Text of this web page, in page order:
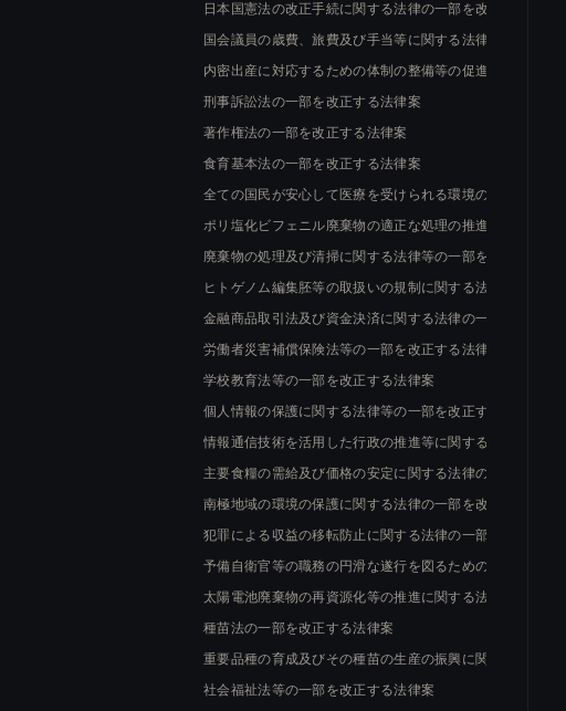
日本国憲法の改正手続に関する法律の一部を改正する法律案
国会議員の歳費、旅費及び手当等に関する法律の一部を改
内密出産に対応するための体制の整備等の促進に関する法律
刑事訴訟法の一部を改正する法律案
著作権法の一部を改正する法律案
食育基本法の一部を改正する法律案
全ての国民が安心して医療を受けられる環境の整備を図る
ポリ塩化ビフェニル廃棄物の適正な処理の推進に関する
廃棄物の処理及び清掃に関する法律等の一部を改正する法律
ヒトゲノム編集胚等の取扱いの規制に関する法律案
金融商品取引法及び資金決済に関する法律の一部を改正す
労働者災害補償保険法等の一部を改正する法律案
学校教育法等の一部を改正する法律案
個人情報の保護に関する法律等の一部を改正する法律案
情報通信技術を活用した行政の推進等に関する法律及び情
主要食糧の需給及び価格の安定に関する法律の一部を改正
南極地域の環境の保護に関する法律の一部を改正する法律案
犯罪による収益の移転防止に関する法律の一部を改正する法
予備自衛官等の職務の円滑な遂行を図るための国家公務員
太陽電池廃棄物の再資源化等の推進に関する法律案
種苗法の一部を改正する法律案
重要品種の育成及びその種苗の生産の振興に関する法律案
社会福祉法等の一部を改正する法律案